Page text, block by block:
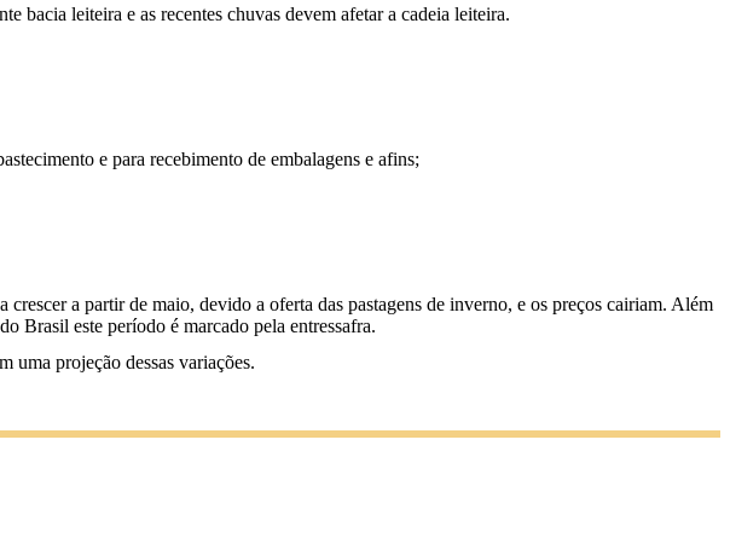
bacia leiteira e as recentes chuvas devem afetar a cadeia leiteira.
e para recebimento de embalagens e afins;
a partir de maio, devido a oferta das pastagens de inverno, e os preços cairiam. Além
Brasil este período é marcado pela entressafra.
uma projeção dessas variações.